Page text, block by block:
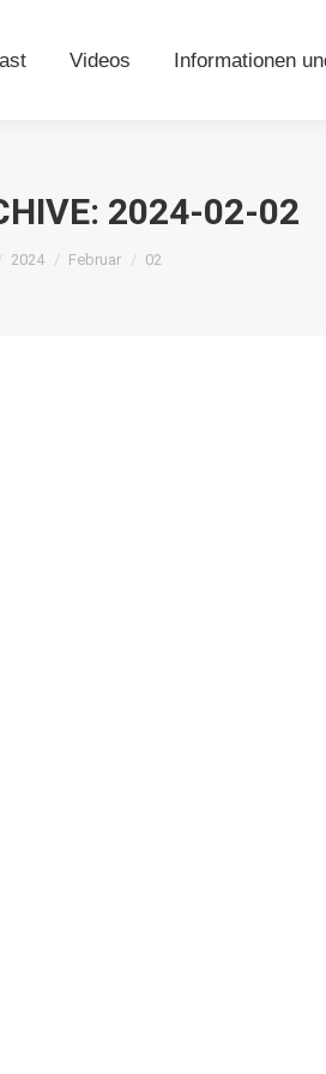
Videos Informationen
2024-02-02
sich hier:
2024 Februar 02
Videos Informationen